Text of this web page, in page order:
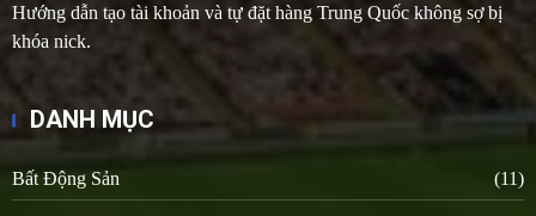
Hướng dẫn tạo tài khoản và tự đặt hàng Trung Quốc không sợ bị
khóa nick.
DANH MỤC
Bất Động Sản (11)